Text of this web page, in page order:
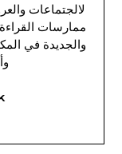
لالجتماعات
ممارسات
والجديدة في